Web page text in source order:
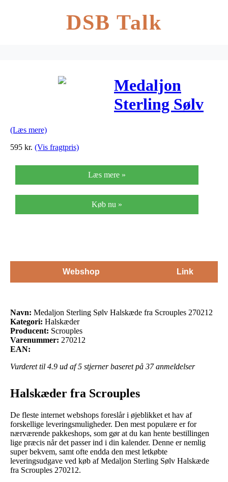
DSB Talk
Medaljon
Sterling Sølv
270212
(Læs mere)
595 kr. (Vis fragtpris)
Læs mere »
Køb nu »
Webshop Link
Navn: Medaljon Sterling Sølv Halskæde fra Scrouples 270212
Kategori: Halskæder
Producent: Scrouples
Varenummer: 270212
EAN:
Vurderet til 4.9 ud af 5 stjerner baseret på 37anmeldelser
Halskæder fra Scrouples
De fleste internet webshops foreslår i øjeblikket et hav af
forskellige leveringsmuligheder. Den mest populære er for
nærværende pakkeshops, som gør at du kan hente bestillingen
lige præcis når det passer ind i din kalender. Denne er nemlig
super bekvem, samt ofte endda den mest letkøbte
leveringsudgave ved køb af Medaljon Sterling Sølv Halskæde
fra Scrouples 270212.